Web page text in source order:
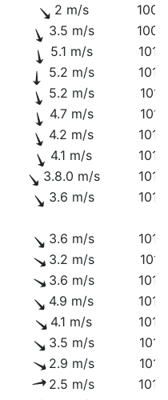
2 m/s
3.5 m/s
5.1 m/s
5.2 m/s
5.2 m/s
4.7 m/s
4.2 m/s
4.1 m/s
3.8.0 m/s
3.6 m/s
3.6 m/s
3.2 m/s
3.6 m/s
4.9 m/s
4.1 m/s
3.5 m/s
2.9 m/s
2.5 m/s